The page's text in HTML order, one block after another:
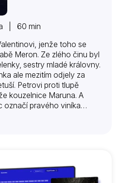
| 60 min
jenže toho se
Meron. Ze zlého činu byl
sestry mladé královny.
ale mezitím odjely za
Petrovi proti tlupě
kouzelnice Maruna. A
označí pravého viníka